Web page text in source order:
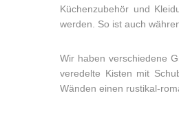
Küchenzubehör und
werden. So ist auch
Wir haben verschiedene
veredelte Kisten mit
Wänden einen rustikal-